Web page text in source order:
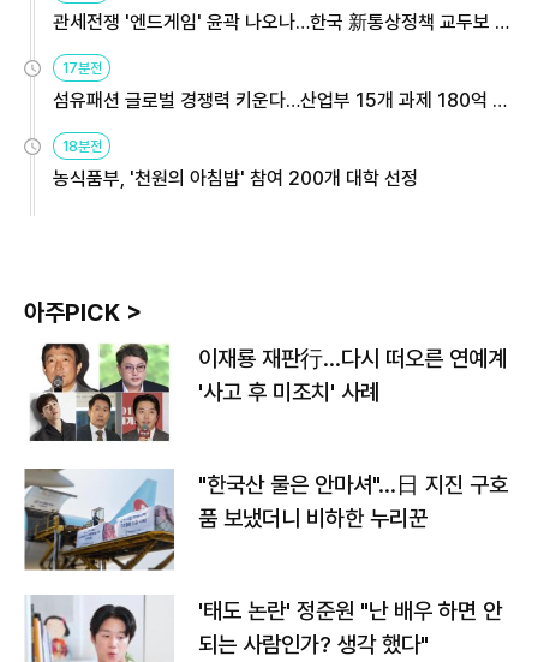
관세전쟁 '엔드게임' 윤곽 나오나…한국 新통상정책 교두보 활
17분전
섬유패션 글로벌 경쟁력 키운다…산업부 15개 과제 180억 지
18분전
농식품부, '천원의 아침밥' 참여 200개 대학 선정
아주PICK >
이재룡 재판行…다시 떠오른 연예계
'사고 후 미조치' 사례
"한국산 물은 안마셔"…日 지진 구호
품 보냈더니 비하한 누리꾼
'태도 논란' 정준원 "난 배우 하면 안
되는 사람인가? 생각 했다"